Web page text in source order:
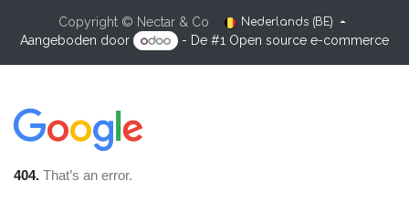
Copyright © Nectar & Co Nederlands (BE)
Aangeboden door - De #1 Open source e-commerce